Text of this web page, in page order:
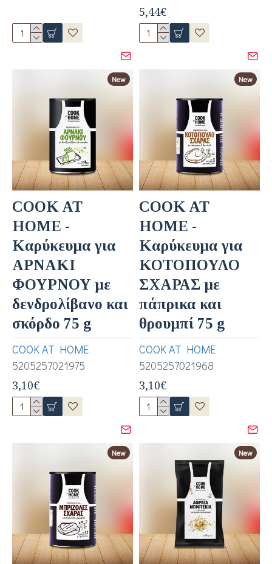
5,44€
New
COOK AT HOME
5205257021975
COOK AT
HOME -
Καρύκευμα για
ΑΡΝΑΚΙ
ΦΟΥΡΝΟΥ με
δενδρολίβανο και
σκόρδο 75 g
3,10€
New
COOK AT HOME
5205257021968
COOK AT
HOME -
Καρύκευμα για
ΚΟΤΟΠΟΥΛΟ
ΣΧΑΡΑΣ με
πάπρικα και
θρουμπί 75 g
3,10€
New New